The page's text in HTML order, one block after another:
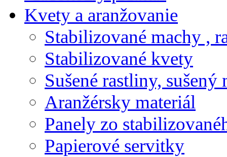
Kvety a aranžovanie
Stabilizované machy ,
Stabilizované kvety
Sušené rastliny,
Aranžérsky materiál
Panely zo
Papierové servitky